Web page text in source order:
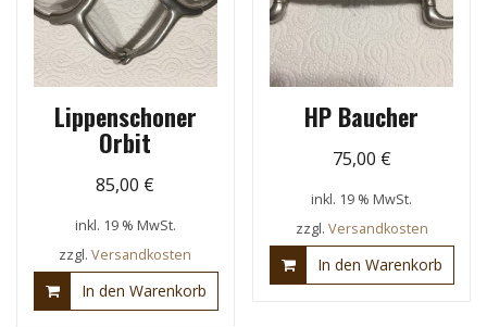
Lippenschoner
Orbit
85,00 €
inkl. 19 % MwSt.
zzgl.Versandkosten
In den Warenkorb
HP Baucher
75,00 €
inkl. 19 % MwSt.
zzgl. Versandkosten
In den Warenkorb